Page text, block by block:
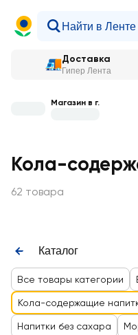
Доставка
Гипер Лента
Магазин в г.
Кола-
62 товара
Каталог
Все товары категории
Кола-содержащие
Напитки без сахара